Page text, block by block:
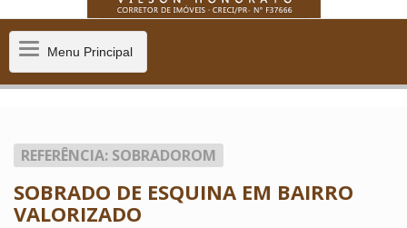
MenuMenu Principal
REFERÊNCIA: SOBRADOROM
SOBRADO DE ESQUINA EM BAIRRO
VALORIZADO